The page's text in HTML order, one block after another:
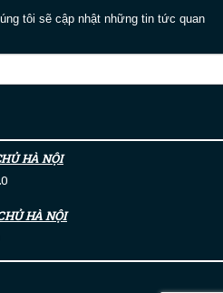
tôi sẽ cập nhật những tin tức quan
HÀ NỘI
HÀ NỘI